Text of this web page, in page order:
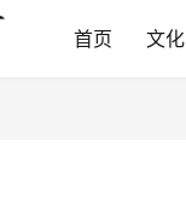
首页 文化